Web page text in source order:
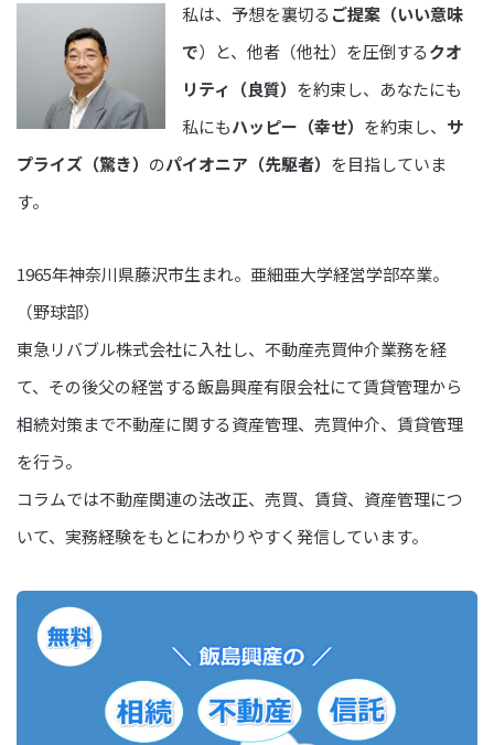
私は、予想を裏切る ご提案（いい意味
で）と、他者（他社）を圧倒するクオ
リティ（良質） を約束し、あなたにも
私にもハッピー（幸せ） を約束し、 サ
プライズ（驚き） のパイオニア（先駆者） を目指していま
す。
1965年神奈川県藤沢市生まれ。亜細亜大学経営学部卒業。
（野球部）
東急リバブル株式会社に入社し、不動産売買仲介業務を経
て、その後父の経営する飯島興産有限会社にて賃貸管理から
相続対策まで不動産に関する資産管理、売買仲介、賃貸管理
を行う。
コラムでは不動産関連の法改正、売買、賃貸、資産管理につ
いて、実務経験をもとにわかりやすく発信しています。